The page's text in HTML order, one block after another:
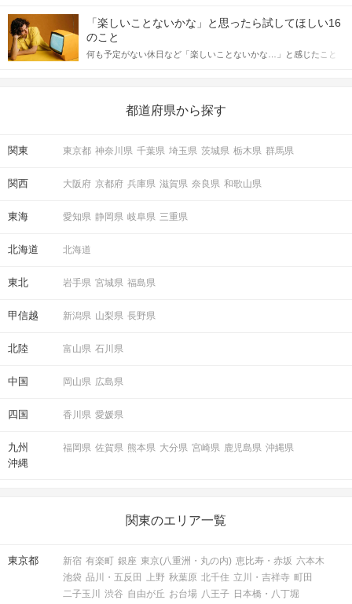
合にどのような行動に繋げるべきかをご紹介していきます。
しかし、中には「どう誘ったらいいの？」とお困りの男性もいら
っしゃるのではないでしょうか。 そこで今回は、男性から女性へ
送るLINEでのデートの誘い方のコツをご紹介します。例文も混じ
えながら解説するので、ぜひ参考にしてください。
「楽しいことないかな」と思ったら試してほしい16
のこと
何も予定がない休日など「楽しいことないかな…」と感じたこと
の楽しいことアイデアを集めました♪ いままさに楽しいことを探し
都道府県から探す
関東 東京都 神奈川県 千葉県 埼玉県 茨城県 栃木県 群馬県
関西 大阪府 京都府 兵庫県 滋賀県 奈良県 和歌山県
東海 愛知県 静岡県 岐阜県 三重県
北海道 北海道
東北 岩手県 宮城県 福島県
甲信越 新潟県 山梨県 長野県
北陸 富山県 石川県
中国 岡山県 広島県
四国 香川県 愛媛県
九州
沖縄
福岡県 佐賀県 熊本県 大分県 宮崎県 鹿児島県 沖縄県
関東のエリア一覧
東京都 新宿 有楽町 銀座 東京(八重洲・丸の内) 恵比寿・赤坂 六本木
池袋 品川・五反田 上野 秋葉原 北千住 立川・吉祥寺 町田
二子玉川
渋谷 自由が丘 お台場 八王子 日本橋・八丁堀